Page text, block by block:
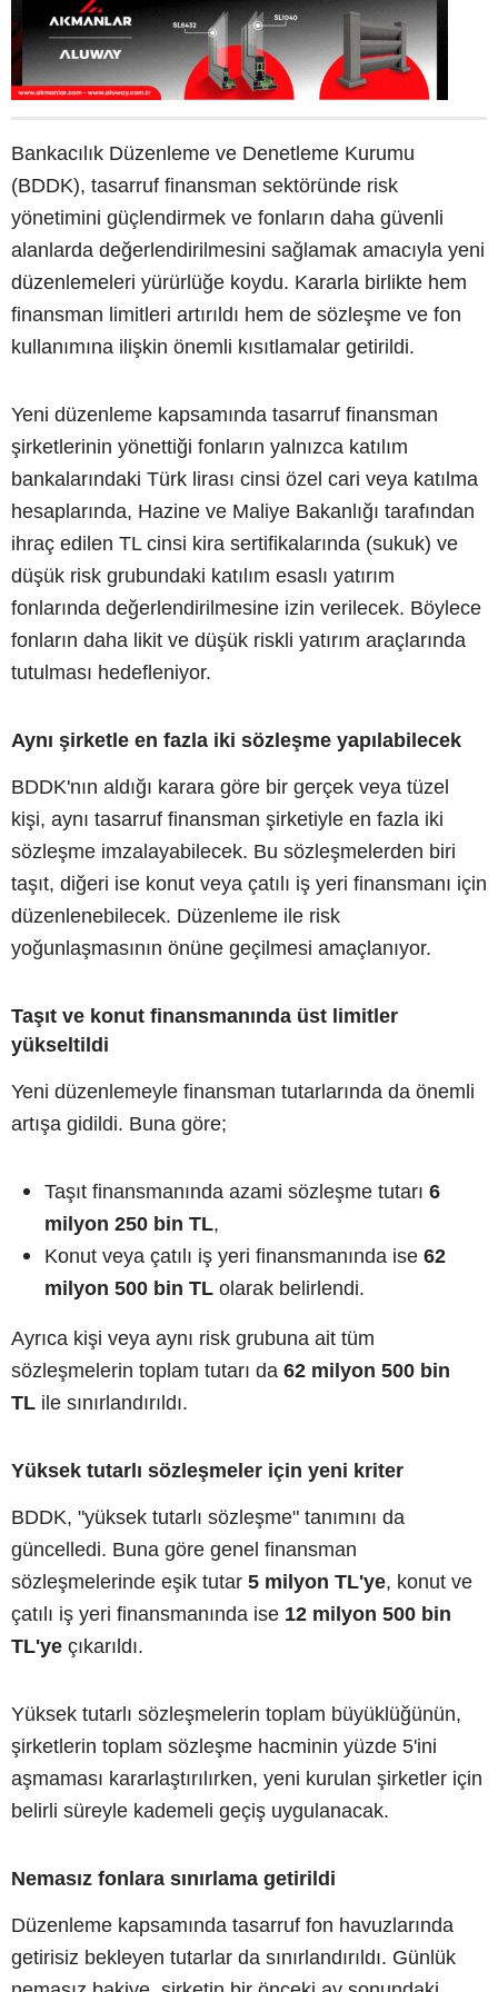
Bankacılık Düzenleme ve Denetleme Kurumu
(BDDK), tasarruf finansman sektöründe risk
yönetimini güçlendirmek ve fonların daha güvenli
alanlarda değerlendirilmesini sağlamak amacıyla yeni
düzenlemeleri yürürlüğe koydu. Kararla birlikte hem
finansman limitleri artırıldı hem de sözleşme ve fon
kullanımına ilişkin önemli kısıtlamalar getirildi.
Yeni düzenleme kapsamında tasarruf finansman
şirketlerinin yönettiği fonların yalnızca katılım
bankalarındaki Türk lirası cinsi özel cari veya katılma
hesaplarında, Hazine ve Maliye Bakanlığı tarafından
ihraç edilen TL cinsi kira sertifikalarında (sukuk) ve
düşük risk grubundaki katılım esaslı yatırım
fonlarında değerlendirilmesine izin verilecek. Böylece
fonların daha likit ve düşük riskli yatırım araçlarında
tutulması hedefleniyor.
Aynı şirketle en fazla iki sözleşme yapılabilecek
BDDK'nın aldığı karara göre bir gerçek veya tüzel
kişi, aynı tasarruf finansman şirketiyle en fazla iki
sözleşme imzalayabilecek. Bu sözleşmelerden biri
taşıt, diğeri ise konut veya çatılı iş yeri finansmanı için
düzenlenebilecek. Düzenleme ile risk
yoğunlaşmasının önüne geçilmesi amaçlanıyor.
Taşıt ve konut finansmanında üst limitler
yükseltildi
Yeni düzenlemeyle finansman tutarlarında da önemli
artışa gidildi. Buna göre;
Taşıt finansmanında azami sözleşme tutarı 6
milyon 250 bin TL,
Konut veya çatılı iş yeri finansmanında ise 62
milyon 500 bin TL olarak belirlendi.
Ayrıca kişi veya aynı risk grubuna ait tüm
sözleşmelerin toplam tutarı da 62 milyon 500 bin
TL ile sınırlandırıldı.
Yüksek tutarlı sözleşmeler için yeni kriter
BDDK, "yüksek tutarlı sözleşme" tanımını da
güncelledi. Buna göre genel finansman
sözleşmelerinde eşik tutar 5 milyon TL'ye, konut ve
çatılı iş yeri finansmanında ise 12 milyon 500 bin
TL'ye çıkarıldı.
Yüksek tutarlı sözleşmelerin toplam büyüklüğünün,
şirketlerin toplam sözleşme hacminin yüzde 5'ini
aşmaması kararlaştırılırken, yeni kurulan şirketler için
belirli süreyle kademeli geçiş uygulanacak.
Nemasız fonlara sınırlama getirildi
Düzenleme kapsamında tasarruf fon havuzlarında
getirisiz bekleyen tutarlar da sınırlandırıldı. Günlük